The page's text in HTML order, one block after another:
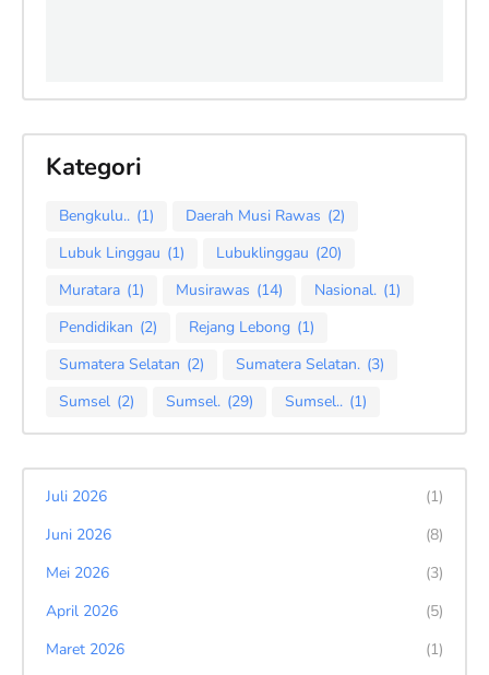
Kategori
Bengkulu.. (1) Daerah Musi Rawas (2)
Lubuk Linggau (1) Lubuklinggau (20)
Muratara (1) Musirawas (14) Nasional. (1)
Pendidikan (2) Rejang Lebong (1)
Sumatera Selatan (2) Sumatera Selatan. (3)
Sumsel (2) Sumsel. (29) Sumsel.. (1)
Juli 2026
(1)
Juni 2026
(8)
Mei 2026
(3)
April 2026
(5)
Maret 2026
(1)